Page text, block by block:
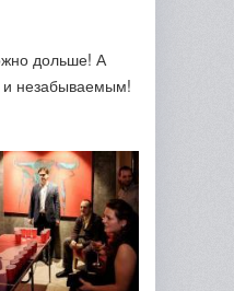
дольше! А
и незабываемым!